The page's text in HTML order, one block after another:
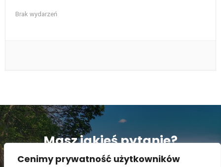
Cenimy prywatność użytkowników
Brak wydarzeń
Masz jakieś pytanie?
Skontaktuj się z nami!